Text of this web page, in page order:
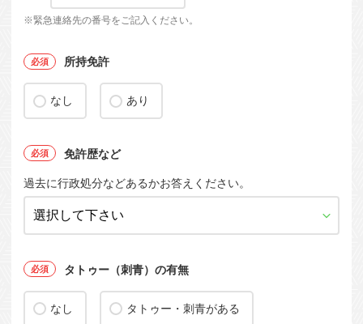
※緊急連絡先の番号をご記入ください。
所持免許
なし あり
免許歴など
過去に行政処分などあるかお答えください。
タトゥー（刺青）の有無
なし タトゥー・刺青がある